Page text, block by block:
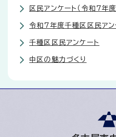
区民アンケート（令和7年
令和7年度千種区区民アン
千種区区民アンケート
中区の魅力づくり